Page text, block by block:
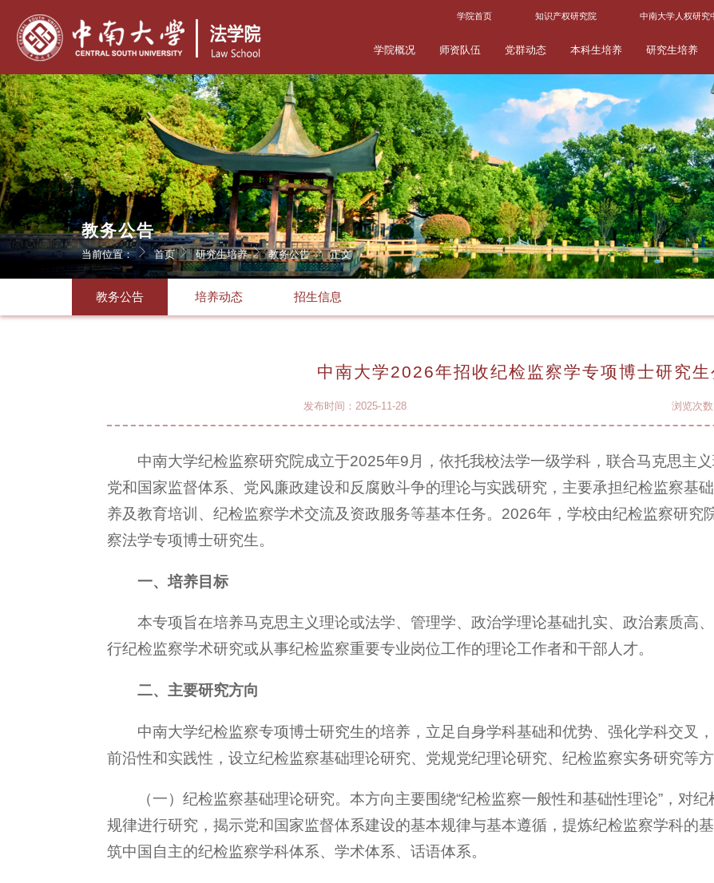
学院首页 知识产权研究院 中南大学人权研究
学院概况 师资队伍 党群动态 本科生培养 研究生培养
教务公告
当前位置： 首页 研究生培养 教务公告 正文
教务公告 培养动态 招生信息
中南大学2026年招收纪检监察学专项博士研究生
发布时间：2025-11-28 浏览次数
中南大学纪检监察研究院成立于2025年9月，依托我校法学一级学科，联合马克思主
党和国家监督体系、党风廉政建设和反腐败斗争的理论与实践研究，主要承担纪检监察基
养及教育培训、纪检监察学术交流及资政服务等基本任务。2026年，学校由纪检监察研究
察法学专项博士研究生。
一、培养目标
本专项旨在培养马克思主义理论或法学、管理学、政治学理论基础扎实、政治素质高
行纪检监察学术研究或从事纪检监察重要专业岗位工作的理论工作者和干部人才。
二、主要研究方向
中南大学纪检监察专项博士研究生的培养，立足自身学科基础和优势、强化学科交叉
前沿性和实践性，设立纪检监察基础理论研究、党规党纪理论研究、纪检监察实务研究等方
（一）纪检监察基础理论研究。本方向主要围绕“纪检监察一般性和基础性理论”，对
规律进行研究，揭示党和国家监督体系建设的基本规律与基本遵循，提炼纪检监察学科的
筑中国自主的纪检监察学科体系、学术体系、话语体系。